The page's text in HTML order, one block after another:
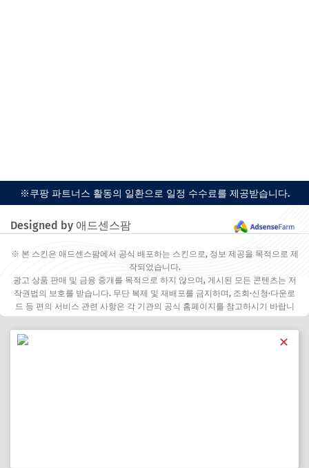
※쿠팡 파트너스 활동의 일환으로 일정 수수료를 제공받습니다.
Designed by 애드센스팜
※ 본 스킨은 애드센스팜에서 공식 배포하는 스킨으로, 정보 제공을 목적으로 제
작되었습니다.
광고 상품 판매 및 금융 중개를 목적으로 하지 않으며, 게시된 모든 콘텐츠는 저
작권법의 보호를 받습니다. 무단 복제 및 재배포를 금지하며, 조회·신청·다운로
드 등 편의 서비스 관련 사항은 각 기관의 공식 홈페이지를 참고하시기 바랍니
✕